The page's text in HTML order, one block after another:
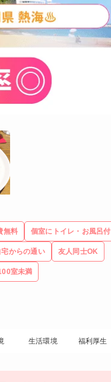
無料 個室にトイレ・お風呂付
宅からの通い 友人同士OK
室未満
生活環境 福利厚生